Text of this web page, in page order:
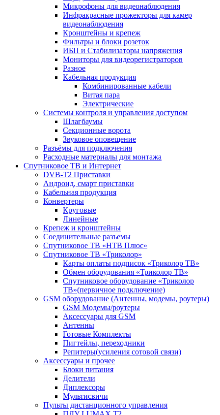
Микрофоны для видеонаблюдения
Инфракрасные прожекторы для камер
видеонаблюдения
Кронштейны и крепеж
Фильтры и блоки розеток
ИБП и Стабилизаторы напряжения
Мониторы для видеорегистраторов
Разное
Кабельная продукция
Комбинированные кабели
Витая пара
Электрические
Системы контроля и управления доступом
Шлагбаумы
Секционные ворота
Звуковое оповещение
Разъёмы для подключения
Расходные материалы для монтажа
Спутниковое ТВ и Интернет
DVB-Т2 Приставки
Андроид, смарт приставки
Кабельная продукция
Конвертеры
Круговые
Линейные
Крепеж и кронштейны
Соединительные разъемы
Спутниковое ТВ «НТВ Плюс»
Спутниковое ТВ «Триколор»
Карты оплаты подписок «Триколор ТВ»
Обмен оборудования «Триколор ТВ»
Спутниковое оборудование «Триколор
ТВ»(первичное подключение)
GSM оборудование (Антенны, модемы, роутеры)
GSM Модемы/роутеры
Аксессуары для GSM
Антенны
Готовые Комплекты
Пигтейлы, переходники
Репитеры(усиления сотовой связи)
Аксессуары и прочее
Блоки питания
Делители
Диплексоры
Мультисвичи
Пульты дистанционного управления